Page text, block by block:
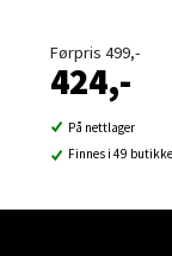
Førpris 499,-
424,-
På nettlager
Finnes i 49
Ski -
Ski
Åpent i dag
0 i butikk